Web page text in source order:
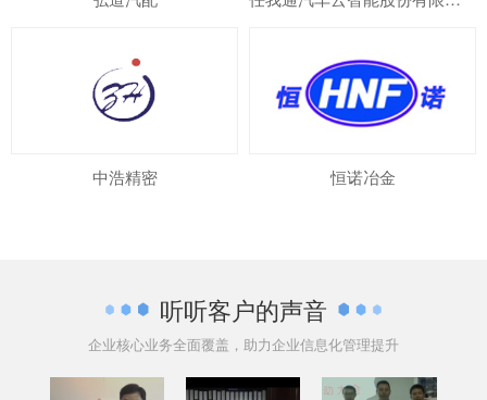
中浩精密 恒诺冶金
听听客户的声音
企业核心业务全面覆盖，助力企业信息化管理提升